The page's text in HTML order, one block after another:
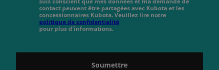
contact peuvent être partagées avec Kubota et les
concessionnaires Kubota. Veuillez lire notre
politique de confidentialité
pour plus d'informations.
Soumettre